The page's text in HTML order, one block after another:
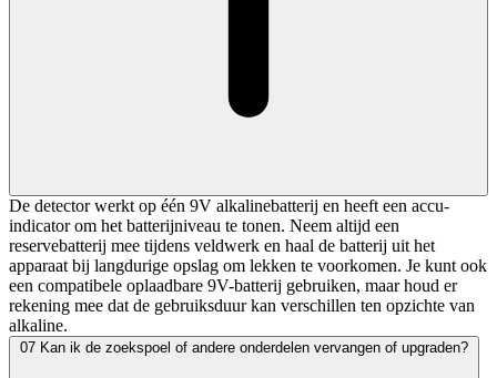
De detector werkt op één 9V alkalinebatterij en heeft een accu-
indicator om het batterijniveau te tonen. Neem altijd een
reservebatterij mee tijdens veldwerk en haal de batterij uit het
apparaat bij langdurige opslag om lekken te voorkomen. Je kunt ook
een compatibele oplaadbare 9V-batterij gebruiken, maar houd er
rekening mee dat de gebruiksduur kan verschillen ten opzichte van
alkaline.
07 Kan ik de zoekspoel of andere onderdelen vervangen of upgraden?